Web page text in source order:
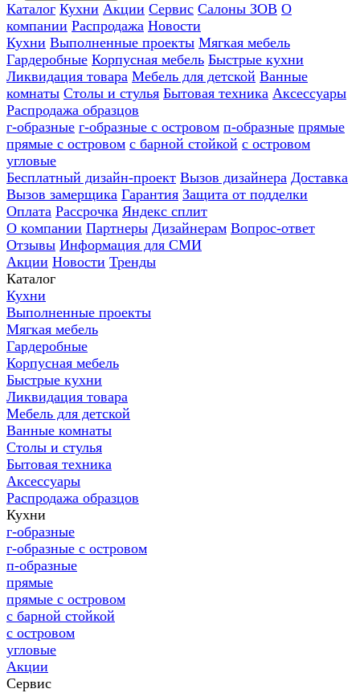
Каталог Кухни Акции Сервис Салоны ЗОВ О
компании Распродажа Новости
Кухни Выполненные проекты Мягкая мебель
Гардеробные Корпусная мебель Быстрые кухни
Ликвидация товара Мебель для детской Ванные
комнаты Столы и стулья Бытовая техника Аксессуары
Распродажа образцов
г-образные г-образные с островом п-образные прямые
прямые с островом с барной стойкой с островом
угловые
Бесплатный дизайн-проект Вызов дизайнера Доставка
Вызов замерщика Гарантия Защита от подделки
Оплата Рассрочка Яндекс сплит
О компании Партнеры Дизайнерам Вопрос-ответ
Отзывы Информация для СМИ
Акции Новости Тренды
Каталог
Кухни
Выполненные проекты
Мягкая мебель
Гардеробные
Корпусная мебель
Быстрые кухни
Ликвидация товара
Мебель для детской
Ванные комнаты
Столы и стулья
Бытовая техника
Аксессуары
Распродажа образцов
Кухни
г-образные
г-образные с островом
п-образные
прямые
прямые с островом
с барной стойкой
с островом
угловые
Акции
Сервис